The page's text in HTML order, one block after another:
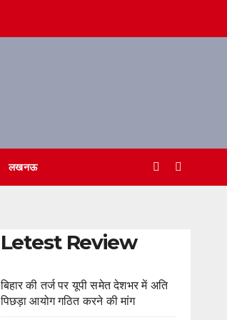
लखनऊ
Letest Review
बिहार की तर्ज पर यूपी समेत देशभर में अति
पिछड़ा आयोग गठित करने की मांग